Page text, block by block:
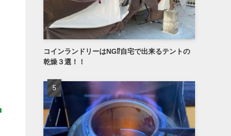
コインランドリーはNG⁉自宅で出来るテントの
乾燥３選！！